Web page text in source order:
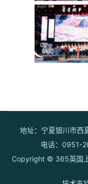
地址：宁夏银川市西
电话：0951-
Copyright © 365英国